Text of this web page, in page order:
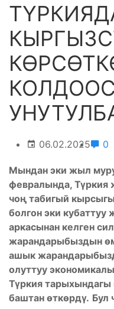
06.02.2025 0
Мындан эки жыл
февралында, Түркия
чоң табигый
болгон эки
аркасынан келген
жарандарыбыздын
ашык
олуттуу
Түркия
баштан өткөрдү. Бул